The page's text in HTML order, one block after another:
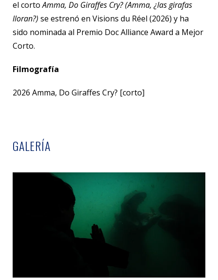
el cortoAmma, Do Giraffes Cry? (Amma, ¿las girafas
lloran?) se estrenó en Visions du Réel (2026) y ha
sido nominada al Premio Doc Alliance Award a Mejor
Corto.
Filmografía
2026 Amma, Do Giraffes Cry? [corto]
GALERÍA